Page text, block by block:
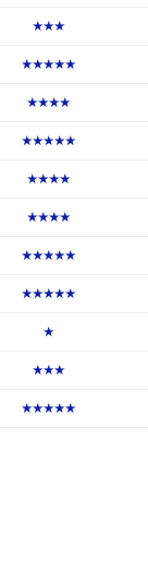
★★★
★★★★★
★★★★
★★★★★
★★★★
★★★★
★★★★★
★★★★★
★
★★★
★★★★★